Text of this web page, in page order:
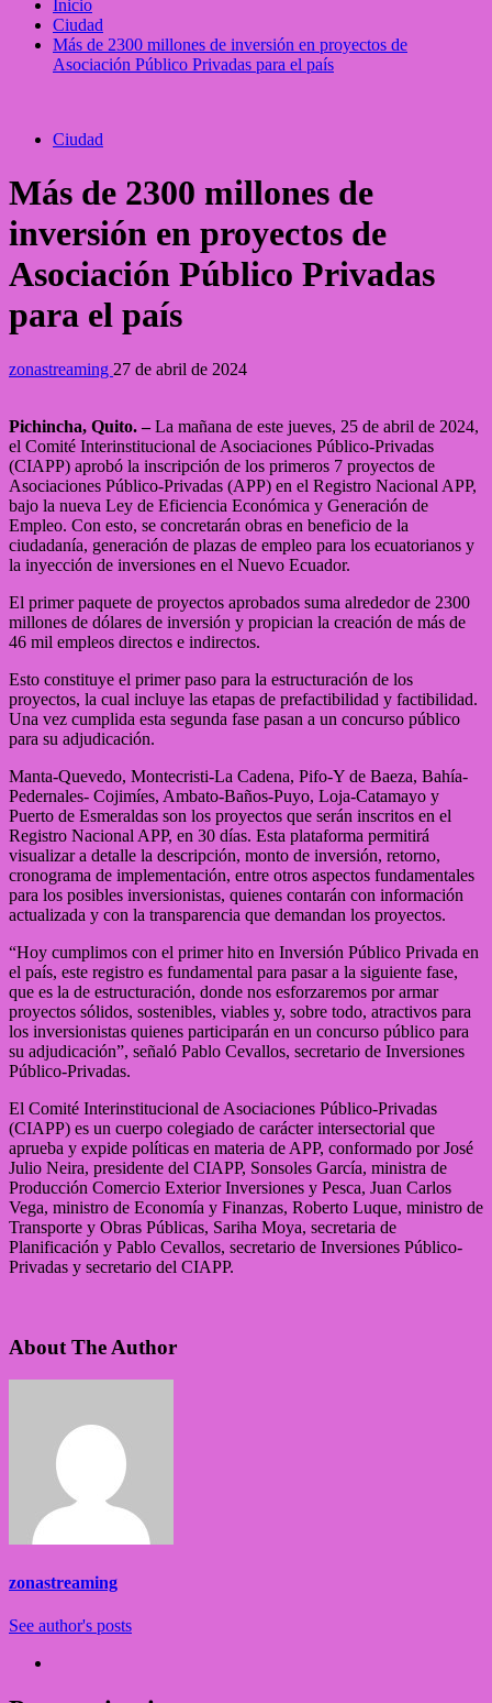
Inicio
Ciudad
Más de 2300 millones de inversión en proyectos de
Asociación Público Privadas para el país
Ciudad
Más de 2300 millones de
inversión en proyectos de
Asociación Público Privadas
para el país
zonastreaming 27 de abril de 2024
Pichincha, Quito. –La mañana de este jueves, 25 de abril de 2024,
el Comité Interinstitucional de Asociaciones Público-Privadas
(CIAPP) aprobó la inscripción de los primeros 7 proyectos de
Asociaciones Público-Privadas (APP) en el Registro Nacional APP,
bajo la nueva Ley de Eficiencia Económica y Generación de
Empleo. Con esto, se concretarán obras en beneficio de la
ciudadanía, generación de plazas de empleo para los ecuatorianos y
la inyección de inversiones en el Nuevo Ecuador.
El primer paquete de proyectos aprobados suma alrededor de 2300
millones de dólares de inversión y propician la creación de más de
46 mil empleos directos e indirectos.
Esto constituye el primer paso para la estructuración de los
proyectos, la cual incluye las etapas de prefactibilidad y factibilidad.
Una vez cumplida esta segunda fase pasan a un concurso público
para su adjudicación.
Manta-Quevedo, Montecristi-La Cadena, Pifo-Y de Baeza, Bahía-
Pedernales- Cojimíes, Ambato-Baños-Puyo, Loja-Catamayo y
Puerto de Esmeraldas son los proyectos que serán inscritos en el
Registro Nacional APP, en 30 días. Esta plataforma permitirá
visualizar a detalle la descripción, monto de inversión, retorno,
cronograma de implementación, entre otros aspectos fundamentales
para los posibles inversionistas, quienes contarán con información
actualizada y con la transparencia que demandan los proyectos.
“Hoy cumplimos con el primer hito en Inversión Público Privada en
el país, este registro es fundamental para pasar a la siguiente fase,
que es la de estructuración, donde nos esforzaremos por armar
proyectos sólidos, sostenibles, viables y, sobre todo, atractivos para
los inversionistas quienes participarán en un concurso público para
su adjudicación”, señaló Pablo Cevallos, secretario de Inversiones
Público-Privadas.
El Comité Interinstitucional de Asociaciones Público-Privadas
(CIAPP) es un cuerpo colegiado de carácter intersectorial que
aprueba y expide políticas en materia de APP, conformado por José
Julio Neira, presidente del CIAPP, Sonsoles García, ministra de
Producción Comercio Exterior Inversiones y Pesca, Juan Carlos
Vega, ministro de Economía y Finanzas, Roberto Luque, ministro de
Transporte y Obras Públicas, Sariha Moya, secretaria de
Planificación y Pablo Cevallos, secretario de Inversiones Público-
Privadas y secretario del CIAPP.
About The Author
zonastreaming
See author's posts